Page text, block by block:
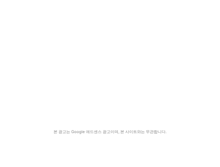
본 광고는 Google 애드센스 광고이며, 본 사이트와는 무관합니다.